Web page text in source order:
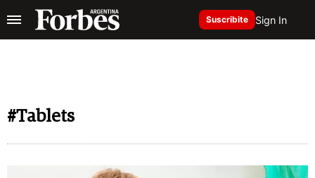
Suscribite Sign In
#Tablets